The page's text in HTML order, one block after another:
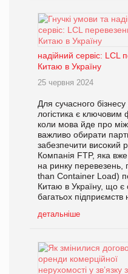
надійний сервіс: LCL
Китаю в Україну
25 червня 2024
Для сучасного
логістика є ключовим
коли мова йде про
важливо обирати
забезпечити високий
Компанія FTP, яка
на ринку перевезень,
than Container Load)
Китаю в Україну, що
багатьох підприємств
детальніше